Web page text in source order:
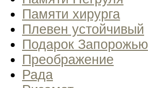
Памяти хирурга
Плевен устойчивый
Подарок Запорожью
Преображение
Рада